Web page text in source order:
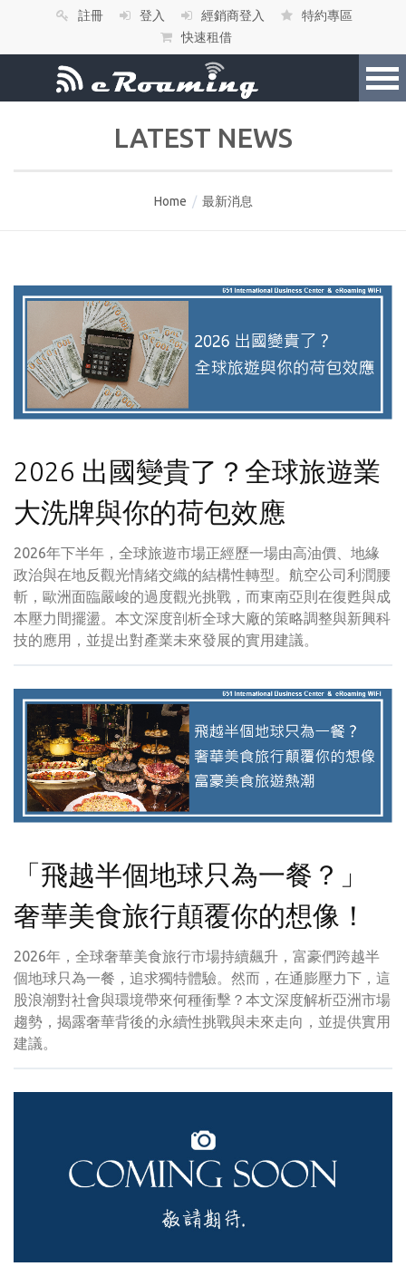
註冊 登入 經銷商登入
特約專區
快速租借
LATEST NEWS
Home / 最新消息
2026 出國變貴了？全球旅遊業
大洗牌與你的荷包效應
2026年下半年，全球旅遊市場正經歷一場由高油價、地緣
政治與在地反觀光情緒交織的結構性轉型。航空公司利潤腰
斬，歐洲面臨嚴峻的過度觀光挑戰，而東南亞則在復甦與成
本壓力間擺盪。本文深度剖析全球大廠的策略調整與新興科
技的應用，並提出對產業未來發展的實用建議。
「飛越半個地球只為一餐？」
奢華美食旅行顛覆你的想像！
2026年，全球奢華美食旅行市場持續飆升，富豪們跨越半
個地球只為一餐，追求獨特體驗。然而，在通膨壓力下，這
股浪潮對社會與環境帶來何種衝擊？本文深度解析亞洲市場
趨勢，揭露奢華背後的永續性挑戰與未來走向，並提供實用
建議。